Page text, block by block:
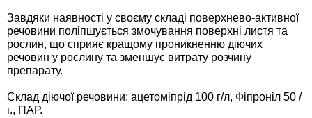
Завдяки наявності у своєму складі поверхнево-активної
речовини поліпшується змочування поверхні листя та
рослин, що сприяє кращому проникненню діючих
речовин у рослину та зменшує витрату розчину
препарату.
Склад діючої речовини: ацетоміпрід 100 г/л, Фіпроніл 50 /
г., ПАР.
Семена фасоли
Семена цветов
Семена шпината
Хозяйственные товары
Средства защиты растений
Лидеры продаж